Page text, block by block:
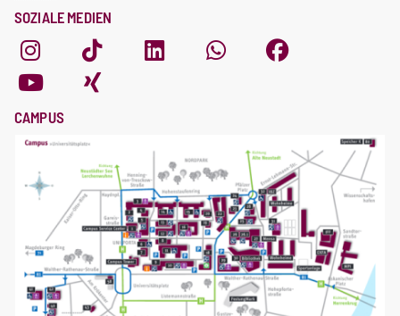
SOZIALE MEDIEN
CAMPUS